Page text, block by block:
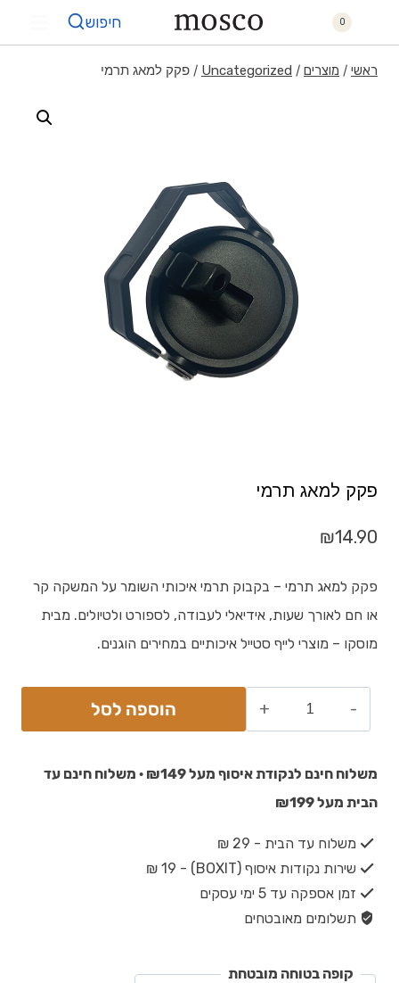
0 חיפוש
ראשי / מוצרים /
Uncategorized
/ פקק למאג תרמי
פקק למאג תרמי
₪14.90
פקק למאג תרמי – בקבוק תרמי איכותי השומר על המשקה קר
או חם לאורך שעות, אידיאלי לעבודה, לספורט ולטיולים. מבית
מוסקו – מוצרי לייף סטייל איכותיים במחירים הוגנים.
הוספה לסל
משלוח חינם לנקודת איסוף מעל ₪149 · משלוח חינם עד
הבית מעל ₪199
משלוח עד הבית - 29 ₪
שירות נקודות איסוף (BOXIT) - 19 ₪
זמן אספקה עד 5 ימי עסקים
תשלומים מאובטחים
קופה בטוחה מובטחת